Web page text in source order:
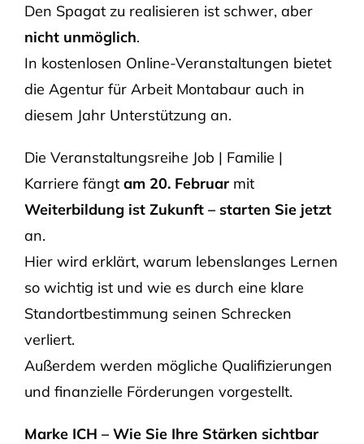
Den Spagat zu realisieren ist schwer, aber
nicht unmöglich.
In kostenlosen Online-Veranstaltungen bietet
die Agentur für Arbeit Montabaur auch in
diesem Jahr Unterstützung an.
Die Veranstaltungsreihe Job | Familie |
Karriere fängt am 20. Februarmit
Weiterbildung ist Zukunft – starten Sie jetzt
an.
Hier wird erklärt, warum lebenslanges Lernen
so wichtig ist und wie es durch eine klare
Standortbestimmung seinen Schrecken
verliert.
Außerdem werden mögliche Qualifizierungen
und finanzielle Förderungen vorgestellt.
Marke ICH – Wie Sie Ihre Stärken sichtbar